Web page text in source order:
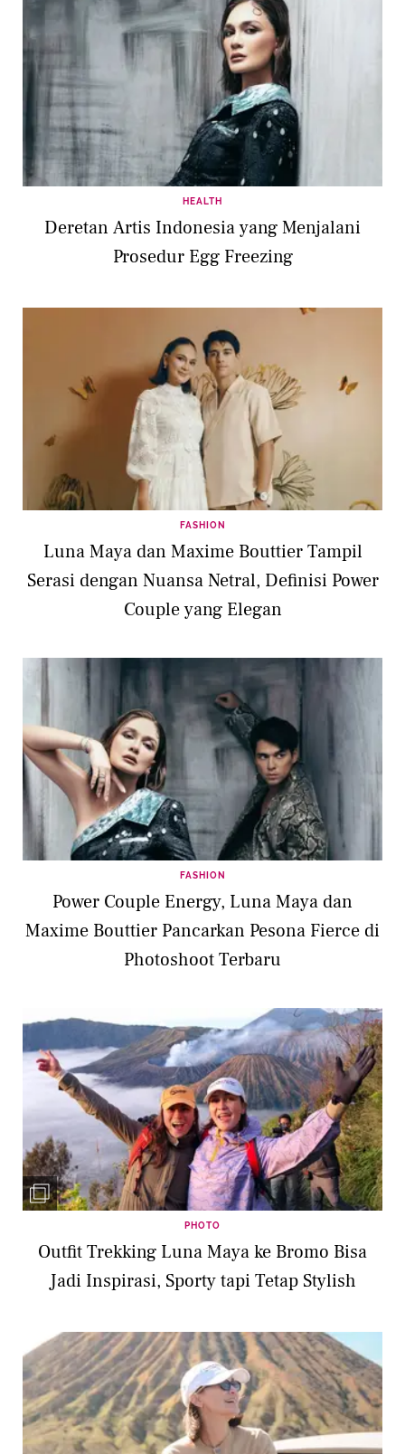
HEALTH
Deretan Artis Indonesia yang Menjalani
Prosedur Egg Freezing
FASHION
Luna Maya dan Maxime Bouttier Tampil
Serasi dengan Nuansa Netral, Definisi Power
Couple yang Elegan
FASHION
Power Couple Energy, Luna Maya dan
Maxime Bouttier Pancarkan Pesona Fierce di
Photoshoot Terbaru
PHOTO
Outfit Trekking Luna Maya ke Bromo Bisa
Jadi Inspirasi, Sporty tapi Tetap Stylish